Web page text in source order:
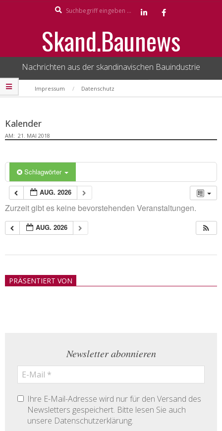
Skand.Baunews
Nachrichten aus der skandinavischen Bauindustrie
Secondary
Navigation
Impressum Datenschutz
Kalender
AM: 21. MAI 2018
Schlagwörter
AUG. 2026
Zurzeit gibt es keine bevorstehenden Veranstaltungen.
AUG. 2026
21PRÄSENTIERT VON
Newsletter abonnieren
Ihre E-Mail-Adresse wird nur für den Versand des
Newsletters gespeichert. Bitte lesen Sie auch
unsere Datenschutzerklärung.